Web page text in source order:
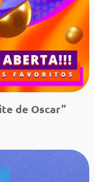
de Oscar”